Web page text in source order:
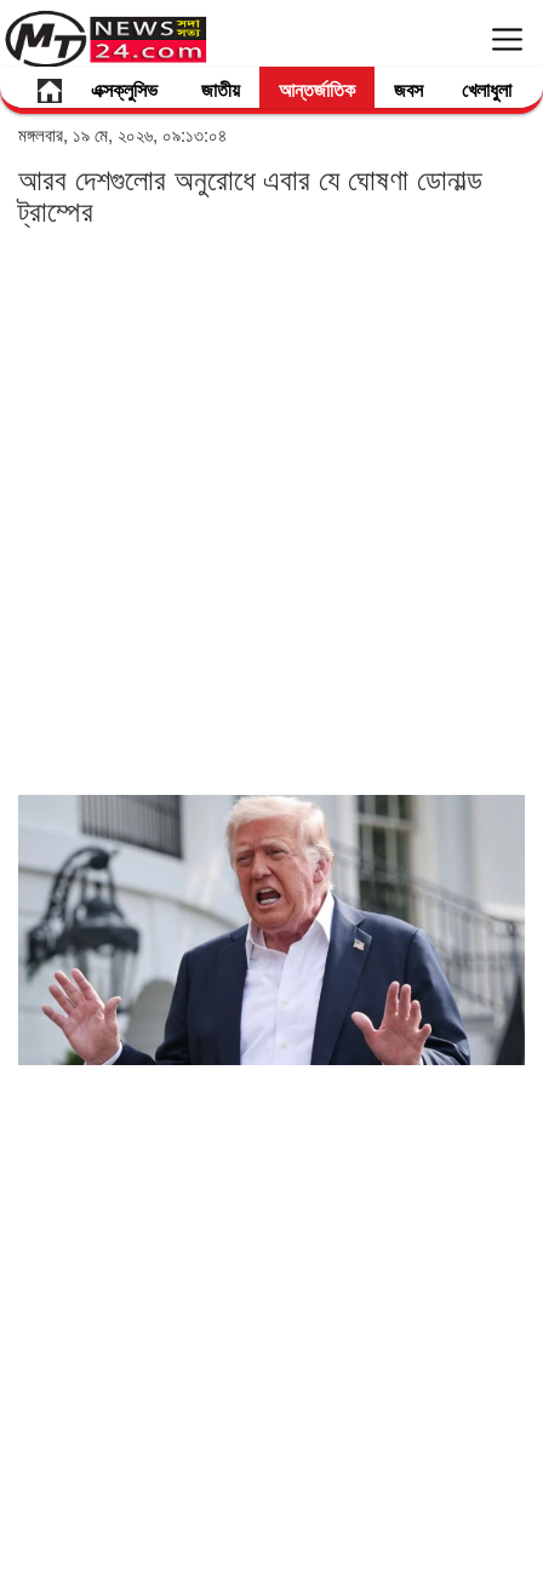
এক্সক্লুসিভ জাতীয় আন্তর্জাতিক জবস খেলাধুলা
মঙ্গলবার, ১৯ মে, ২০২৬, ০৯:১৩:০৪
আরব দেশগুলোর অনুরোধে এবার যে ঘোষণা ডোনাল্ড
ট্রাম্পের